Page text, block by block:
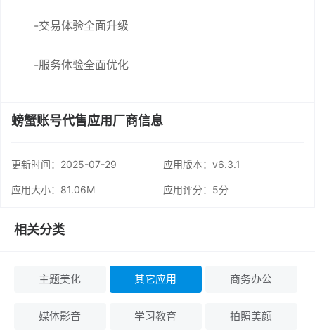
-交易体验全面升级
-服务体验全面优化
螃蟹账号代售应用厂商信息
更新时间： 2025-07-29 应用版本：v6.3.1
应用大小：81.06M 应用评分： 5分
相关分类
主题美化 其它应用 商务办公
媒体影音 学习教育 拍照美颜